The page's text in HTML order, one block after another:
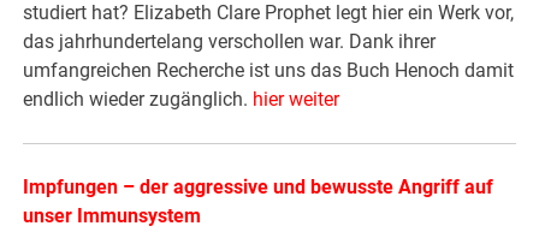
studiert hat? Elizabeth Clare Prophet legt hier ein Werk vor,
das jahrhundertelang verschollen war. Dank ihrer
umfangreichen Recherche ist uns das Buch Henoch damit
endlich wieder zugänglich. hier weiter
Impfungen – der aggressive und bewusste Angriff auf
unser Immunsystem